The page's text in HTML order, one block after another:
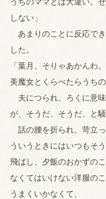
しない」
あまりのことに反応で
した。
「葉月、そりゃあかんわ
美魔女とくらべたらうち
夫につられ、ろくに意
が、そうだ、そうだ、と騒
話の腰を折られ、苛立
ういうときにはいつもそ
飛ばし、夕飯のおかずの
なくてはいけない洋服の
うまくいかなくて、